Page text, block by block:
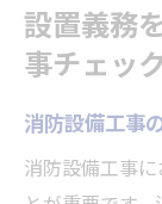
設置義務
事チェッ
消防設備工事
消防設備工事